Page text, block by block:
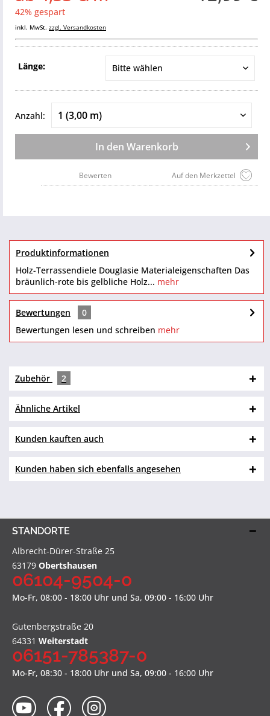
42% gespart
inkl. MwSt. zzgl. Versandkosten
Länge:
Anzahl:
In den Warenkorb
Auf den Merkzettel
Bewerten
Produktinformationen
Holz-Terrassendiele Douglasie Materialeigenschaften Das
bräunlich-rote bis gelbliche Holz... mehr
Bewertungen
0
Bewertungen lesen und schreiben mehr
Zubehör 2
Ähnliche Artikel
Kunden kauften auch
Kunden haben sich ebenfalls angesehen
STANDORTE
Albrecht-Dürer-Straße 25
63179 Obertshausen
06104-9504-0
Mo-Fr, 08:00 - 18:00 Uhr und Sa, 09:00 - 16:00 Uhr
Gutenbergstraße 20
64331 Weiterstadt
06151-785387-0
Mo-Fr, 08:30 - 18:00 Uhr und Sa, 09:00 - 16:00 Uhr